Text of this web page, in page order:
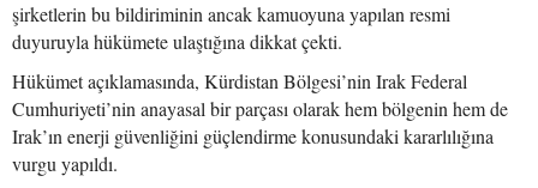
şirketlerin bu bildiriminin ancak kamuoyuna yapılan resmi
duyuruyla hükümete ulaştığına dikkat çekti.
Hükümet açıklamasında, Kürdistan Bölgesi’nin Irak Federal
Cumhuriyeti’nin anayasal bir parçası olarak hem bölgenin hem de
Irak’ın enerji güvenliğini güçlendirme konusundaki kararlılığına
vurgu yapıldı.